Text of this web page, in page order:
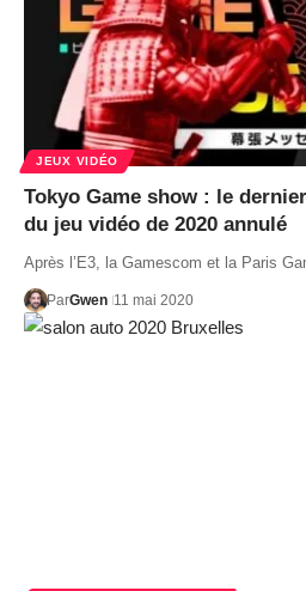
JEUX VIDÉO
Tokyo Game show : le
du jeu vidéo de 2020 annulé
Après l’E3, la Gamescom et la Paris
ParGwen 11 mai 2020